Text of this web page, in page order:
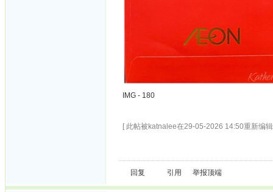
IMG - 180
[ 此帖被katnalee在29-05-2026 14:50重新编
回复 引用 举报顶端